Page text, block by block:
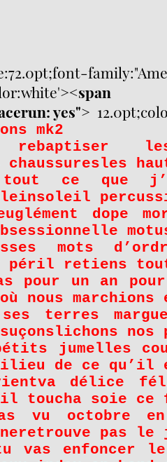
<span
yes">
mk2
rebaptiser
ce que
dope
mots
péril retiens
pour un an pour
nous
ses terres
nos
jumelles
de ce qu’il
délice
toucha soie ce
vu octobre
pas le
vas enfoncer